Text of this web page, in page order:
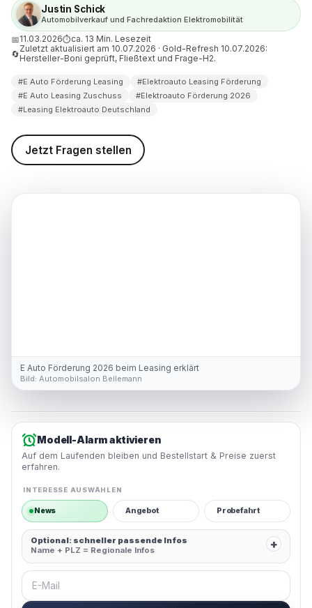
Justin Schick
Automobilverkauf und Fachredaktion Elektromobilität
📅11.03.2026⏱ca. 13 Min. Lesezeit
🔄
Zuletzt aktualisiert am 10.07.2026 · Gold-Refresh 10.07.2026:
Hersteller-Boni geprüft, Fließtext und Frage-H2.
#E Auto Förderung Leasing
#Elektroauto Leasing Förderung
#E Auto Leasing Zuschuss
#Elektroauto Förderung 2026
#Leasing Elektroauto Deutschland
Jetzt Fragen stellen
E Auto Förderung 2026 beim Leasing erklärt
Bild: Automobilsalon Bellemann
Modell-Alarm aktivieren
Auf dem Laufenden bleiben und Bestellstart & Preise zuerst
erfahren.
INTERESSE AUSWÄHLEN
News Angebot Probefahrt
Optional: schneller passende Infos
Name + PLZ = Regionale Infos
+
E-Mail
Kosten kommen beim
dazu?
den Förderantrag beim
und Leasing 2026 immer